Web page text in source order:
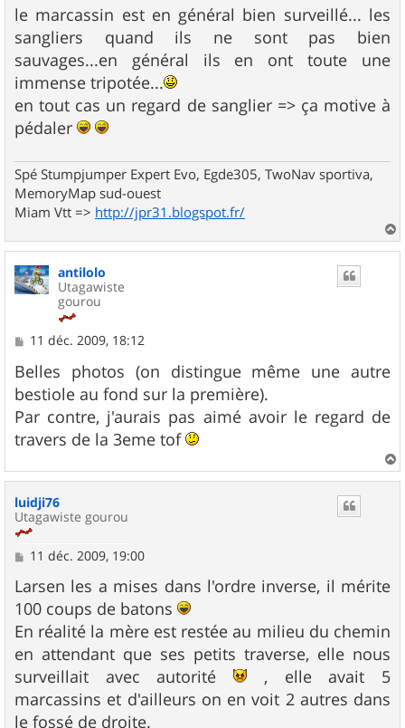
g
e
le marcassin est en général bien surveillé... les
sangliers quand ils ne sont pas bien
sauvages...en général ils en ont toute une
immense tripotée...
en tout cas un regard de sanglier => ça motive à
pédaler
Spé Stumpjumper Expert Evo, Egde305, TwoNav sportiva,
MemoryMap sud-ouest
Miam Vtt => http://jpr31.blogspot.fr/
a
antilolo
Utagawiste
gourou
M
s
s
a
g
e
11 déc. 2009, 18:12
Belles photos (on distingue même une autre
bestiole au fond sur la première).
Par contre, j'aurais pas aimé avoir le regard de
travers de la 3eme tof
a
luidji76
Utagawiste gourou
M
s
s
a
g
e
11 déc. 2009, 19:00
Larsen les a mises dans l'ordre inverse, il mérite
100 coups de batons
En réalité la mère est restée au milieu du chemin
en attendant que ses petits traverse, elle nous
surveillait avec autorité
, elle avait 5
marcassins et d'ailleurs on en voit 2 autres dans
le fossé de droite.